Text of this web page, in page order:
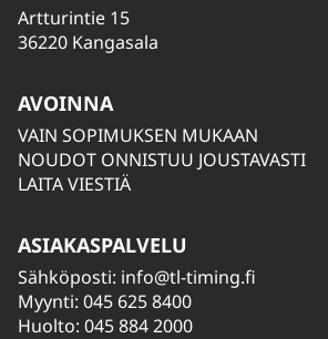
Artturintie 15
36220 Kangasala
AVOINNA
VAIN SOPIMUKSEN MUKAAN
NOUDOT ONNISTUU JOUSTAVASTI
LAITA VIESTIÄ
ASIAKASPALVELU
Sähköposti: info@tl-timing.fi
Myynti: 045 625 8400
Huolto: 045 884 2000